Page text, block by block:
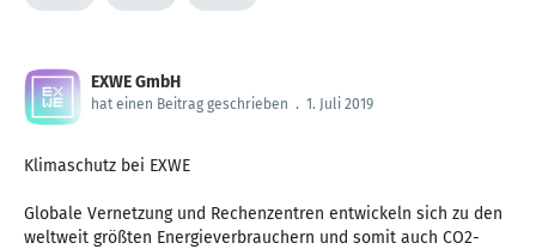
EXWE GmbH
hat einen Beitrag geschrieben . 1. Juli 2019
Klimaschutz bei EXWE
Globale Vernetzung und Rechenzentren entwickeln sich zu den
weltweit größten Energieverbrauchern und somit auch CO2-